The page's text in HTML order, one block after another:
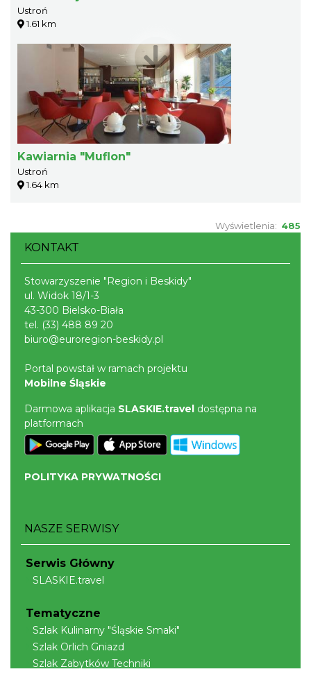
Ustroń
1.61 km
Kawiarnia "Muflon"
Ustroń
1.64 km
Wyświetlenia: 485
KONTAKT
Stowarzyszenie "Region i Beskidy"
ul. Widok 18/1-3
43-300 Bielsko-Biała
tel. (33) 488 89 20
biuro@euroregion-beskidy.pl
Portal powstał w ramach projektu
Mobilne Śląskie
Darmowa aplikacja SLASKIE.travel dostępna na
platformach
POLITYKA PRYWATNOŚCI
NASZE SERWISY
Serwis Główny
SLASKIE.travel
Tematyczne
Szlak Kulinarny "Śląskie Smaki"
Szlak Orlich Gniazd
Szlak Zabytków Techniki